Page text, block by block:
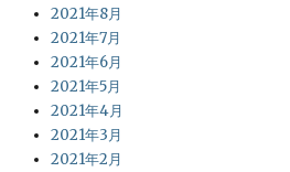
2021年8月
2021年7月
2021年6月
2021年5月
2021年4月
2021年3月
2021年2月